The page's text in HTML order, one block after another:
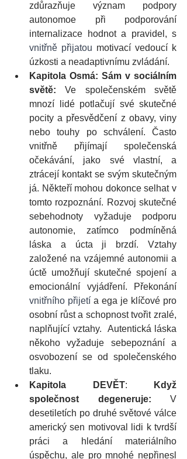
zdůrazňuje význam podpory
autonomoe při podporování
vnitřně přijatou motivací vedoucí k
úzkosti a neadaptivnímu zvládání.
Kapitola Osmá: Sám v sociálním
světě: Ve společenském světě
mnozí lidé potlačují své skutečné
pocity a přesvědčení z obavy, viny
nebo touhy po schválení. Často
vnitřně přijímají společenská
očekávání, jako své vlastní, a
ztrácejí kontakt se svým skutečným
já. Někteří mohou dokonce selhat v
tomto rozpoznání. Rozvoj skutečné
sebehodnoty vyžaduje podporu
autonomie, zatímco podmíněná
láska a úcta ji brzdí. Vztahy
založené na vzájemné autonomii a
úctě umožňují skutečné spojení a
vnitřního přijetí a ega je klíčové pro
osobní růst a schopnost tvořit zralé,
naplňující vztahy.  Autentická láska
někoho vyžaduje sebepoznání a
osvobození se od společenského
tlaku.
Kapitola DEVĚT:
Když
společnost degeneruje: V
desetiletích po druhé světové válce
americký sen motivoval lidi k tvrdší
práci a hledání materiálního
úspěchu, ale pro mnohé nepřinesl